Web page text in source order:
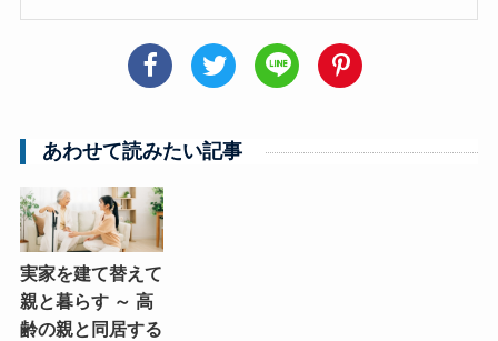
あわせて読みたい記事
実家を建て替えて
親と暮らす ～ 高
齢の親と同居する